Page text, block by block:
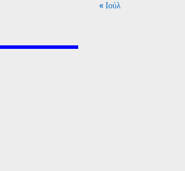
« Ιούλ